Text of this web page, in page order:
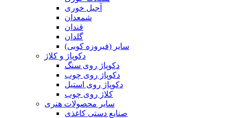
آجیل خوری
شمعدان
قندان
گلدان
سایر (فیروزه کوبی)
دکوپاژ و کلاژ
دکوپاژ روی سنگ
دکوپاژ روی چوب
دکوپاژ روی استیل
کلاژ روی چوب
سایر محصولات هنری
صنایع دستی کاغذی